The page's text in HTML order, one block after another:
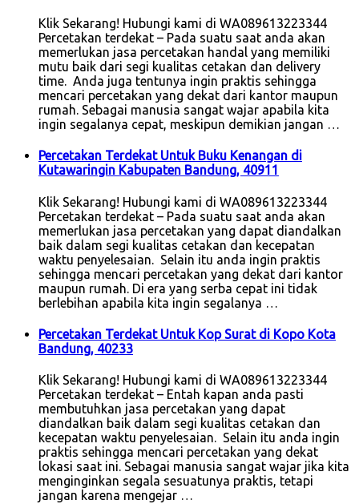
Klik Sekarang! Hubungi kami di WA089613223344
Percetakan terdekat – Pada suatu saat anda akan
memerlukan jasa percetakan handal yang memiliki
mutu baik dari segi kualitas cetakan dan delivery
time. Anda juga tentunya ingin praktis sehingga
mencari percetakan yang dekat dari kantor maupun
rumah. Sebagai manusia sangat wajar apabila kita
ingin segalanya cepat, meskipun demikian jangan …
Percetakan Terdekat Untuk Buku Kenangan di
Kutawaringin Kabupaten Bandung, 40911
Klik Sekarang! Hubungi kami di WA089613223344
Percetakan terdekat – Pada suatu saat anda akan
memerlukan jasa percetakan yang dapat diandalkan
baik dalam segi kualitas cetakan dan kecepatan
waktu penyelesaian. Selain itu anda ingin praktis
sehingga mencari percetakan yang dekat dari kantor
maupun rumah. Di era yang serba cepat ini tidak
berlebihan apabila kita ingin segalanya …
Percetakan Terdekat Untuk Kop Surat di Kopo Kota
Bandung, 40233
Klik Sekarang! Hubungi kami di WA089613223344
Percetakan terdekat – Entah kapan anda pasti
membutuhkan jasa percetakan yang dapat
diandalkan baik dalam segi kualitas cetakan dan
kecepatan waktu penyelesaian. Selain itu anda ingin
praktis sehingga mencari percetakan yang dekat
lokasi saat ini. Sebagai manusia sangat wajar jika kita
menginginkan segala sesuatunya praktis, tetapi
jangan karena mengejar …